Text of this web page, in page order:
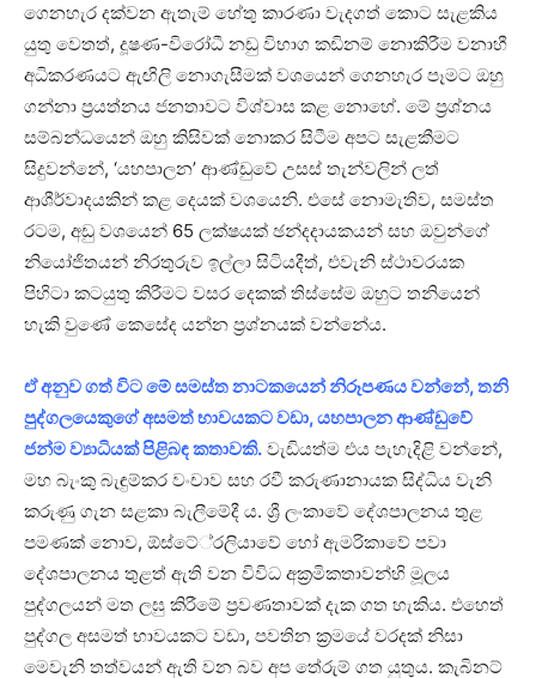
ගෙනහැර දක්වන ඇතැම් හේතු කාරණා වැදගත් කොට සැළකිය
යුතු වෙතත්, දූෂණ-විරෝධී නඩු විභාග කඩිනම් නොකිරීම වනාහී
අධිකරණයට ඇඟිලි නොගැසීමක් වශයෙන් ගෙනහැර පෑමට ඔහු
ගන්නා ප්‍රයත්නය ජනතාවට විශ්වාස කළ නොහේ. මේ ප්‍රශ්නය
සම්බන්ධයෙන් ඔහු කිසිවක් නොකර සිටීම අපට සැළකීමට
සිදුවන්නේ, ‘යහපාලන’ ආණ්ඩුවේ උසස් තැන්වලින් ලත්
ආශීර්වාදයකින් කළ දෙයක් වශයෙනි. එසේ නොමැතිව, සමස්ත
රටම, අඩු වශයෙන් 65 ලක්ෂයක් ඡන්දදායකයන් සහ ඔවුන්ගේ
නියෝජිතයන් නිරතුරුව ඉල්ලා සිටියදීත්, එවැනි ස්ථාවරයක
පිහිටා කටයුතු කිරීමට වසර දෙකක් තිස්සේම ඔහුට තනියෙන්
හැකි වුණේ කෙසේද යන්න ප්‍රශ්නයක් වන්නේය.
ඒ අනුව ගත් විට මේ සමස්ත නාටකයෙන් නිරූපණය වන්නේ, තනි
පුද්ගලයෙකුගේ අසමත් භාවයකට වඩා, යහපාලන ආණ්ඩුවේ
ජන්ම ව්‍යාධියක් පිළිබඳ කතාවකි. වැඩියත්ම එය පැහැදිළි වන්නේ,
මහ බැංකු බැඳුම්කර වංචාව සහ රවී කරුණානායක සිද්ධිය වැනි
කරුණු ගැන සළකා බැලීමේදී ය. ශ්‍රී ලංකාවේ දේශපාලනය තුළ
පමණක් නොව, ඕස්ටේ්‍රලියාවේ හෝ ඇමරිකාවේ පවා
දේශපාලනය තුළත් ඇති වන විවිධ අක්‍රමිකතාවන්හි මූලය
පුද්ගලයන් මත ලඝු කිරීමේ ප්‍රවණතාවක් දැක ගත හැකිය. එහෙත්
පුද්ගල අසමත් භාවයකට වඩා, පවතින ක්‍රමයේ වරදක් නිසා
මෙවැනි තත්වයන් ඇති වන බව අප තේරුම් ගත යුතුය. කැබිනට්